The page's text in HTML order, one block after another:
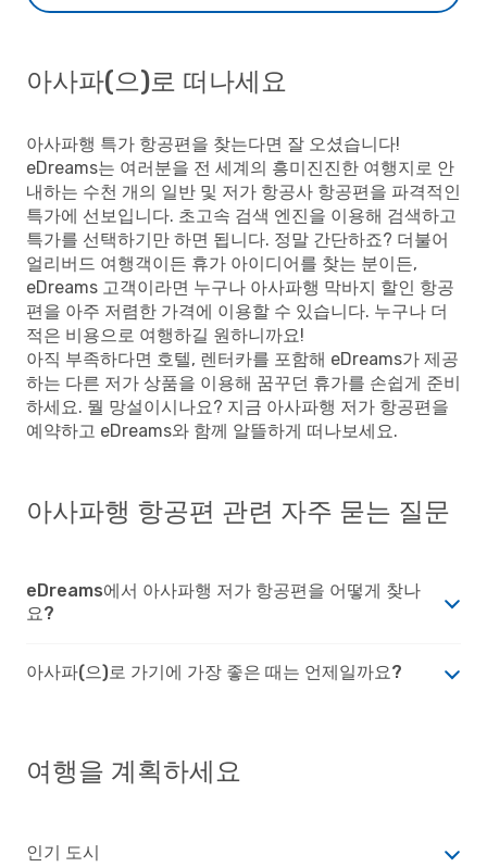
아사파(으)로 떠나세요
아사파행 특가 항공편을 찾는다면 잘 오셨습니다!
eDreams는 여러분을 전 세계의 흥미진진한 여행지로 안
내하는 수천 개의 일반 및 저가 항공사 항공편을 파격적인
특가에 선보입니다. 초고속 검색 엔진을 이용해 검색하고
특가를 선택하기만 하면 됩니다. 정말 간단하죠? 더불어
얼리버드 여행객이든 휴가 아이디어를 찾는 분이든,
eDreams 고객이라면 누구나 아사파행 막바지 할인 항공
편을 아주 저렴한 가격에 이용할 수 있습니다. 누구나 더
적은 비용으로 여행하길 원하니까요!
아직 부족하다면 호텔, 렌터카를 포함해 eDreams가 제공
하는 다른 저가 상품을 이용해 꿈꾸던 휴가를 손쉽게 준비
하세요. 뭘 망설이시나요? 지금 아사파행 저가 항공편을
예약하고 eDreams와 함께 알뜰하게 떠나보세요.
아사파행 항공편 관련 자주 묻는 질문
eDreams에서 아사파행 저가 항공편을 어떻게 찾나
요?
아사파(으)로 가기에 가장 좋은 때는 언제일까요?
여행을 계획하세요
인기 도시